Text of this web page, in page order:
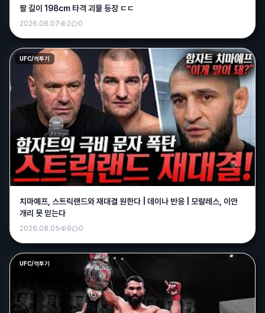
팔 길이 198cm 타격 괴물 등장 ㄷㄷ
2026.08.07 2 0
UFC/격투기
치마예프, 스트릭랜드와 재대결 원한다 | 데이나 반응 | 모랄레스, 이안
개리 못 믿는다
2026.08.05 9 0
UFC/격투기